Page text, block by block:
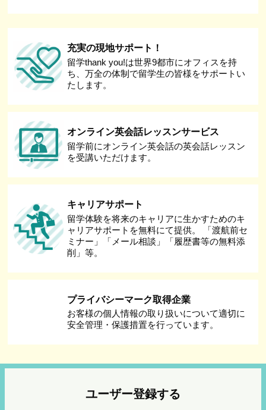
充実の現地サポート！
留学thank you!は世界9都市にオフィスを持
ち、万全の体制で留学生の皆様をサポートい
たします。
オンライン英会話レッスンサービス
留学前にオンライン英会話の英会話レッスン
を受講いただけます。
キャリアサポート
留学体験を将来のキャリアに生かすためのキ
ャリアサポートを無料にて提供。 「渡航前セ
ミナー」「メール相談」「履歴書等の無料添
削」等。
プライバシーマーク取得企業
お客様の個人情報の取り扱いについて適切に
安全管理・保護措置を行っています。
ユーザー登録する